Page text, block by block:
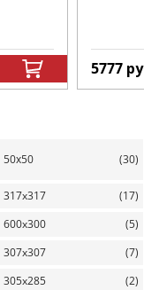
5777
50х50 (30)
317x317 (17)
600x300 (5)
307x307 (7)
305x285 (2)